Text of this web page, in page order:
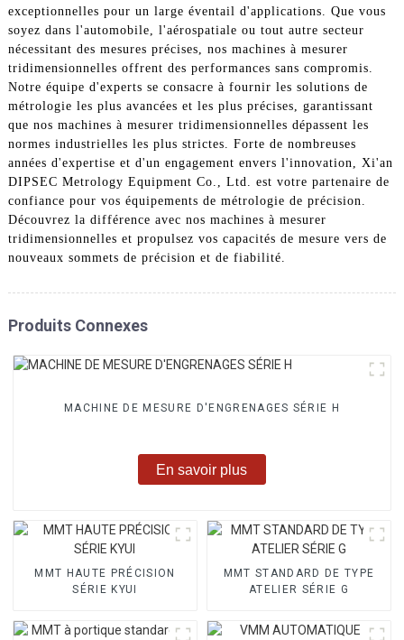
exceptionnelles pour un large éventail d'applications. Que vous
soyez dans l'automobile, l'aérospatiale ou tout autre secteur
nécessitant des mesures précises, nos machines à mesurer
tridimensionnelles offrent des performances sans compromis.
Notre équipe d'experts se consacre à fournir les solutions de
métrologie les plus avancées et les plus précises, garantissant
que nos machines à mesurer tridimensionnelles dépassent les
normes industrielles les plus strictes. Forte de nombreuses
années d'expertise et d'un engagement envers l'innovation, Xi'an
DIPSEC Metrology Equipment Co., Ltd. est votre partenaire de
confiance pour vos équipements de métrologie de précision.
Découvrez la différence avec nos machines à mesurer
tridimensionnelles et propulsez vos capacités de mesure vers de
nouveaux sommets de précision et de fiabilité.
Produits Connexes
MACHINE DE MESURE D'ENGRENAGES SÉRIE H
En savoir plus
MMT HAUTE PRÉCISION
SÉRIE KYUI
MMT STANDARD DE TYPE
ATELIER SÉRIE G